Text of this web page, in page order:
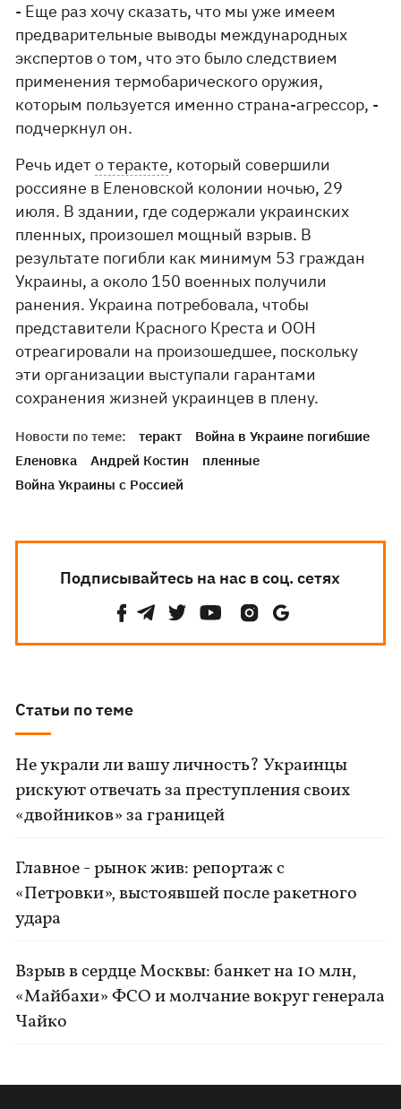
- Еще раз хочу сказать, что мы уже имеем
предварительные выводы международных
экспертов о том, что это было следствием
применения термобарического оружия,
которым пользуется именно страна-агрессор, -
подчеркнул он.
Речь идето теракте, который совершили
россияне в Еленовской колонии ночью, 29
июля. В здании, где содержали украинских
пленных, произошел мощный взрыв. В
результате погибли как минимум 53 граждан
Украины, а около 150 военных получили
ранения. Украина потребовала, чтобы
представители Красного Креста и ООН
отреагировали на произошедшее, поскольку
эти организации выступали гарантами
сохранения жизней украинцев в плену.
Новости по теме: теракт
Война в Украине погибшие
Еленовка
Андрей Костин
пленные
Война Украины с Россией
Подписывайтесь на нас в соц. сетях
Статьи по теме
Не украли ли вашу личность? Украинцы
рискуют отвечать за преступления своих
«двойников» за границей
Главное - рынок жив: репортаж с
«Петровки», выстоявшей после ракетного
удара
Взрыв в сердце Москвы: банкет на 10 млн,
«Майбахи» ФСО и молчание вокруг генерала
Чайко